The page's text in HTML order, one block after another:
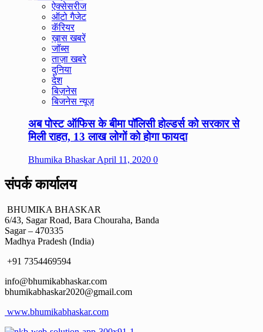
ऐक्सेसरीज
ऑटो गैजेट
कॅरियर
ख़ास खबरें
जॉब्स
ताज़ा खबरे
दुनिया
देश
बिज़नेस
बिजनेस न्यूज़
अब पोस्ट ऑफिस के बीमा पॉलिसी होल्डर्स को सरकार से
मिली राहत, 13 लाख लोगों को होगा फायदा
Bhumika BhaskarApril 11, 2020 0
संपर्क कार्यालय
BHUMIKA BHASKAR
6/43, Sagar Road, Bara Chouraha, Banda
Sagar – 470335
Madhya Pradesh (India)
+91 7354469594
info@bhumikabhaskar.com
bhumikabhaskar2020@gmail.com
www.bhumikabhaskar.com